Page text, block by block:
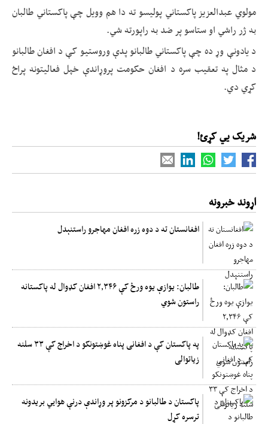
مولوي عبدالعزیز پاکستاني پولیسو ته دا هم وویل چې پاکستاني طالبان
به ژر راشي او ستاسو پر ضد به راپورته شي.
د یادونې وړ ده چې پاکستاني طالبانو پدې وروستیو کې د افغان طالبانو
د مثال په تعقیب سره د افغان حکومت پروړاندې خپل فعالیتونه پراخ
کړي دي.
شریک یي کړئ!
اړوند خبرونه
افغانستان ته د دوه زره افغان مهاجرو راستنېدل
طالبان: یوازې یوه ورځ کې ۲,۳۴۶ افغان کډوال له پاکستانه
راستون شوي
په پاکستان کې د افغانی پناه غوښتونکو د اخراج کې ۳۳ سلنه
زیاتوالی
پاکستان د طالبانو د مرکزونو پر وړاندې درنې هوايي بریدونه
ترسره کړل